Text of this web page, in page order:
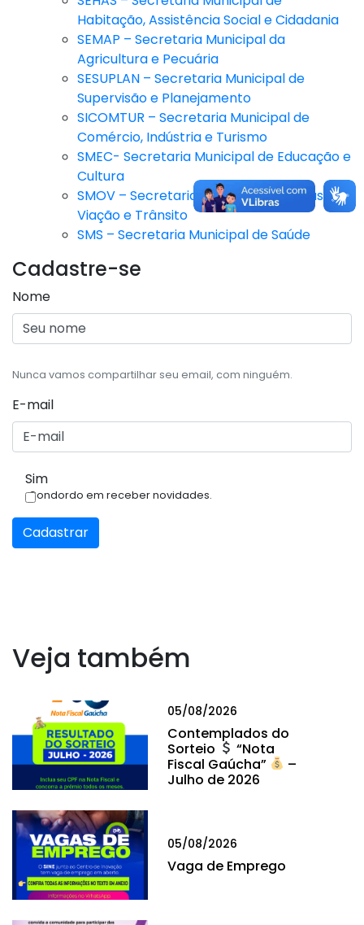
Habitação, Assistência Social e Cidadania
SEMAP – Secretaria Municipal da
Agricultura e Pecuária
SESUPLAN – Secretaria Municipal de
Supervisão e Planejamento
SICOMTUR – Secretaria Municipal de
Comércio, Indústria e Turismo
SMEC- Secretaria Municipal de Educação e
Cultura
SMOV – Secretaria Municipal de Obras,
Viação e Trânsito
SMS – Secretaria Municipal de Saúde
Cadastre-se
Nome
Nunca vamos compartilhar seu email, com ninguém.
E-mail
Sim
Condordo em receber novidades.
Cadastrar
Veja também
05/08/2026
Contemplados do
Sorteio
“Nota
Fiscal Gaúcha”
–
Julho de 2026
05/08/2026
Vaga de Emprego